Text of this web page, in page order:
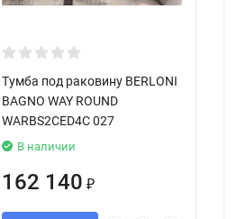
Тумба под раковину BERLONI
BAGNO WAY ROUND
WARBS2CED4C 027
В наличии
162 140 ₽